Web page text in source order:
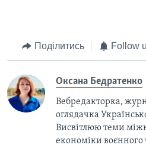
Поділитись Follow
Оксана Бедратенко
Вебредакторка,
оглядачка
Висвітлюю теми
економіки воєнного